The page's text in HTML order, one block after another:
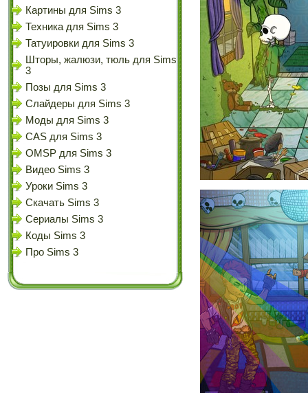
Картины для Sims 3
Техника для Sims 3
Татуировки для Sims 3
Шторы, жалюзи, тюль для Sims
3
Позы для Sims 3
Слайдеры для Sims 3
Моды для Sims 3
CAS для Sims 3
OMSP для Sims 3
Видео Sims 3
Уроки Sims 3
Скачать Sims 3
Сериалы Sims 3
Коды Sims 3
Про Sims 3